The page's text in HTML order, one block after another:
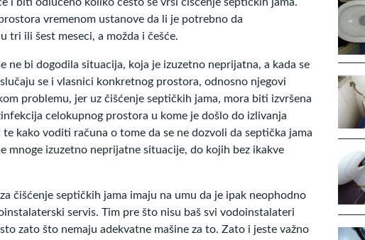
vremenom ustanove da li je potrebno da
ili šest meseci, a možda i češće.
ne bi dogodila situacija, koja je izuzetno neprijatna, a kada se
se i vlasnici konkretnog prostora, odnosno njegovi
problemu, jer uz čišćenje septičkih jama, mora biti izvršena
celokupnog prostora u kome je došlo do izlivanja
kako voditi računa o tome da se ne dozvoli da septička jama
mnoge izuzetno neprijatne situacije, do kojih bez ikakve
čišćenje septičkih jama imaju na umu da je ipak neophodno
servis. Tim pre što nisu baš svi vodoinstalateri
zato što nemaju adekvatne mašine za to. Zato i jeste važno